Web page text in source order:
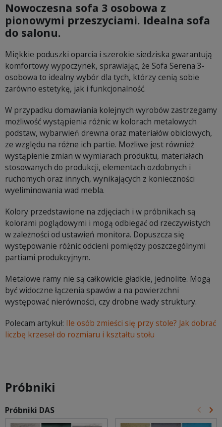
Nowoczesna sofa 3 osobowa z
pionowymi przeszyciami. Idealna sofa
do salonu.
Miękkie poduszki oparcia i szerokie siedziska gwarantują
komfortowy wypoczynek, sprawiając, że Sofa Serena 3-
osobowa to idealny wybór dla tych, którzy cenią sobie
zarówno estetykę, jak i funkcjonalność.
W przypadku domawiania kolejnych wyrobów zastrzegamy
możliwość wystąpienia różnic w kolorach metalowych
podstaw, wybarwień drewna oraz materiałów obiciowych,
ze względu na różne ich partie. Możliwe jest również
wystąpienie zmian w wymiarach produktu, materiałach
stosowanych do produkcji, elementach ozdobnych i
ruchomych oraz innych, wynikających z konieczności
wyeliminowania wad mebla.
Kolory przedstawione na zdjęciach i w próbnikach są
kolorami poglądowymi i mogą odbiegać od rzeczywistych
w zależności od ustawień monitora. Dopuszcza się
występowanie różnic odcieni pomiędzy poszczególnymi
partiami produkcyjnym.
Metalowe ramy nie są całkowicie gładkie, jednolite. Mogą
być widoczne łączenia spawów a na powierzchni
występować nierówności, czy drobne wady struktury.
Polecam artykuł: Ile osób zmieści się przy stole? Jak dobrać
liczbę krzeseł do rozmiaru i kształtu stołu
Próbniki
Próbniki DAS keyboard_arrow_left keyboard_arrow_right